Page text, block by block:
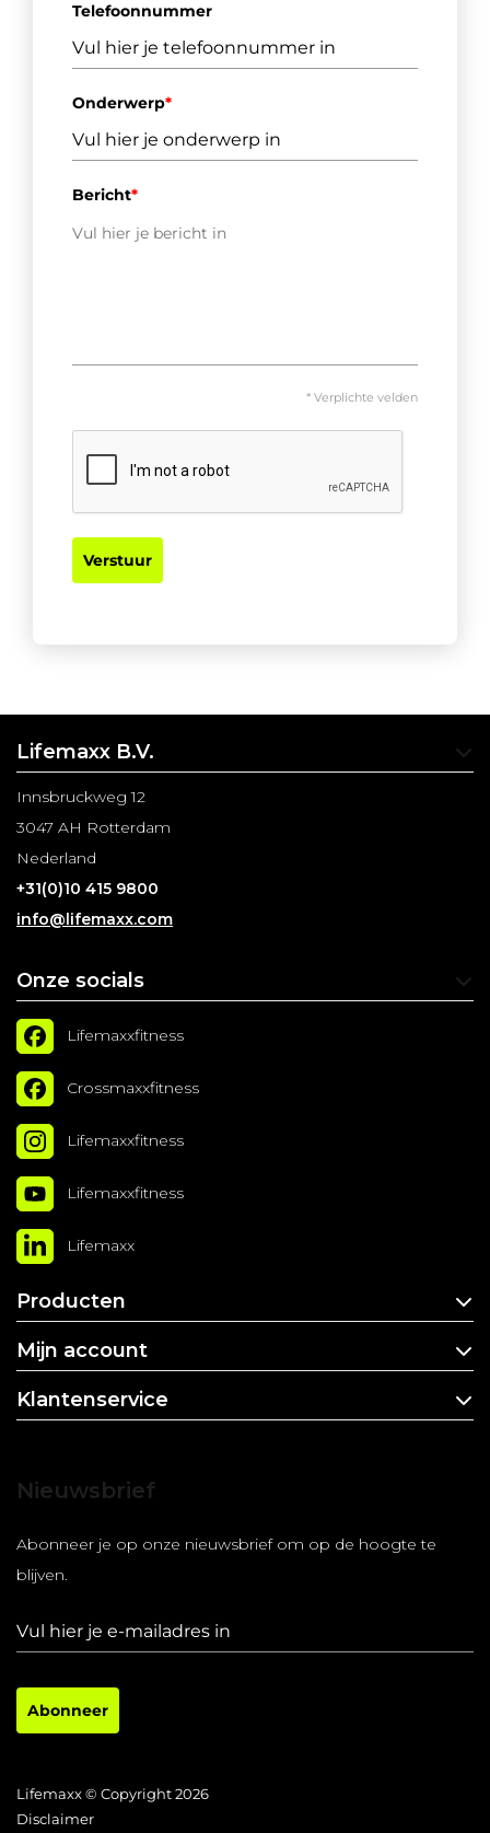
Telefoonnummer
Onderwerp*
Bericht*
* Verplichte velden
Verstuur
Lifemaxx B.V.
Innsbruckweg 12
3047 AH Rotterdam
Nederland
+31(0)10 415 9800
info@lifemaxx.com
Onze socials
Lifemaxxfitness
Crossmaxxfitness
Lifemaxxfitness
Lifemaxxfitness
Lifemaxx
Producten
Mijn account
Klantenservice
Nieuwsbrief
Abonneer je op onze nieuwsbrief om op de hoogte te
blijven.
Abonneer
Lifemaxx © Copyright 2026
Disclaimer